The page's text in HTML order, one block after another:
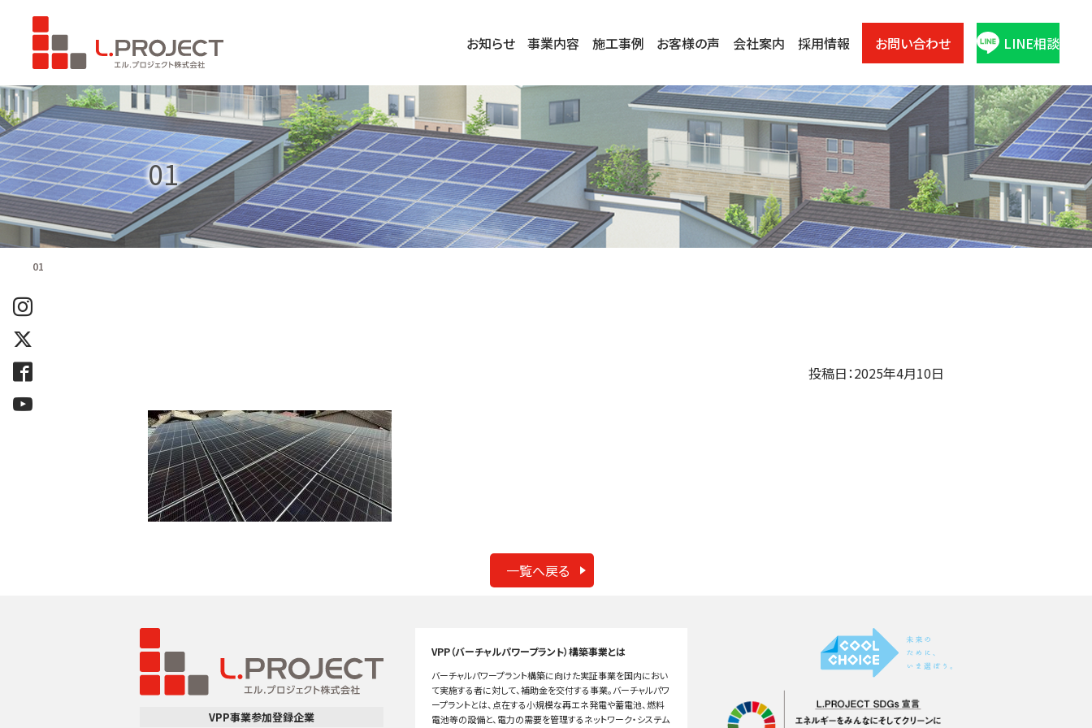
お知らせ 事業内容 施工事例 お客様の声 会社案内 採用情報 お問い合わせ LINE相談
01
01
投稿日：2025年4月10日
一覧へ戻る
VPP事業参加登録企業
VPP（バーチャルパワープラント）構築事業とは
バーチャルパワープラント構築に向けた実証事業を国内におい
て実施する者に対して、補助金を交付する事業。バーチャルパワ
ープラントとは、点在する小規模な再エネ発電や蓄電池、燃料
電池等の設備と、電力の需要を管理するネットワーク・システム